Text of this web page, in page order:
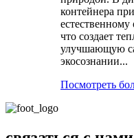
контейнера
что создает
улучшающую
экосознании...
Посмотреть